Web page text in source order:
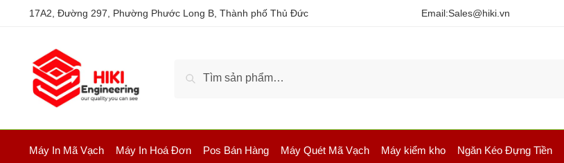
17A2, Đường 297, Phường Phước Long B, Thành phố Thủ Đức Email:Sales@hiki.vn
Máy In Mã Vạch Máy In Hoá Đơn Pos Bán Hàng Máy Quét Mã Vạch Máy kiểm kho Ngăn Kéo Đựng Tiền